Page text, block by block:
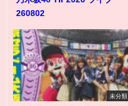
260802
未分類